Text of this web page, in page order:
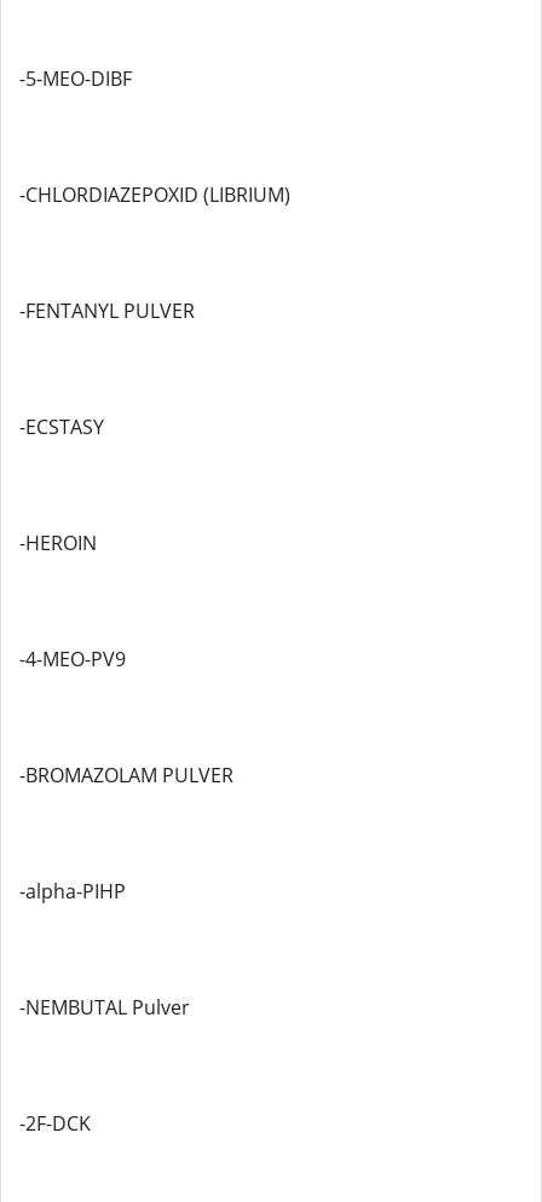
-5-MEO-DIBF
-CHLORDIAZEPOXID (LIBRIUM)
-FENTANYL PULVER
-ECSTASY
-HEROIN
-4-MEO-PV9
-BROMAZOLAM PULVER
-alpha-PIHP
-NEMBUTAL Pulver
-2F-DCK